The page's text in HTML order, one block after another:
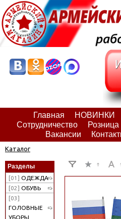
Главная НОВИНКИ
Сотрудничество
Розница
Вакансии
Каталог
Разделы
[01] ОДЕЖДА
[02] ОБУВЬ
[03]
ГОЛОВНЫЕ
УБОРЫ